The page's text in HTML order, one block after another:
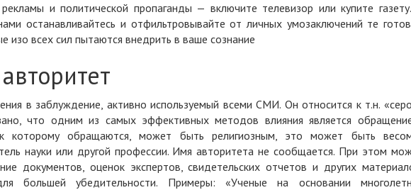
и политической пропаганды — включите телевизор или купите
останавливайтесь и отфильтровывайте от личных умозаключений те
изо всех сил пытаются внедрить в ваше сознание
в заблуждение, активно используемый всеми СМИ. Он относится к т.н.
что одним из самых эффективных методов влияния является
к которому обращаются, может быть религиозным, это может быть
науки или другой профессии. Имя авторитета не сообщается. При этом
документов, оценок экспертов, свидетельских отчетов и других
большей убедительности. Примеры: «Ученые на основании